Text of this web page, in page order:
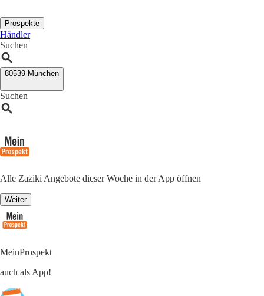
Prospekte
Händler
Suchen
80539 München
Suchen
Alle Zaziki Angebote dieser Woche in der App öffnen
Weiter
MeinProspekt
auch als App!